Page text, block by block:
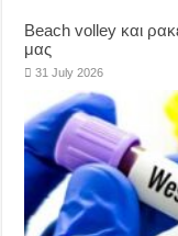
Beach volley και
μας
31 July 2026